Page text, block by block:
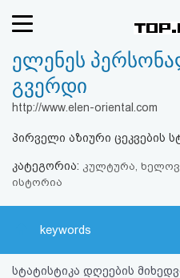
რეიტინგი
(მთავარი)
ფოსტა
კითხვა-
ავტორიზაცია
ელენეს
გვერდი
http://www.elen-oriental.com
პირველი აზიური ცეკვების
კატეგორია: კულტურა,
ისტორია
keywords
სტატისტიკა დღეების